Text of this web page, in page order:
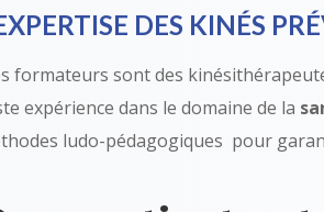
DES KINÉS
formateurs sont des
expérience dans le domaine de la
ludo-pédagogiques pour